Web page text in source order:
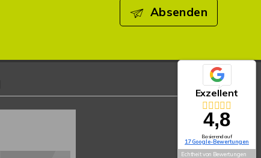
Absenden
Exzellent
4,8
Basierend auf
17 Google-Bewertungen
Echtheit von Bewertungen